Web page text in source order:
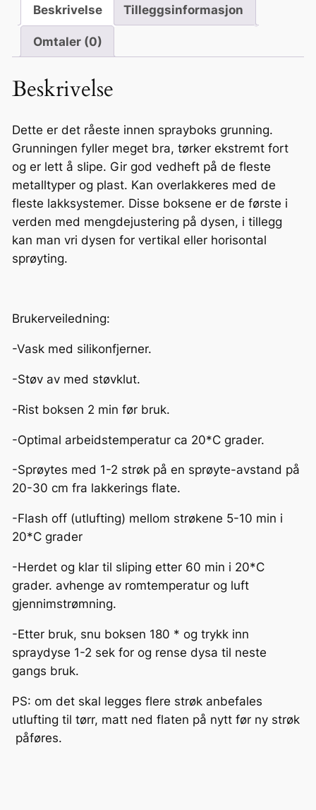
H
g
B
u
i
l
d
P
r
i
r
5
m
n
l
l
Beskrivelse
Tilleggsinformasjon
Omtaler (0)
Beskrivelse
Dette er det råeste innen sprayboks grunning.
Grunningen fyller meget bra, tørker ekstremt fort
og er lett å slipe. Gir god vedheft på de fleste
metalltyper og plast. Kan overlakkeres med de
fleste lakksystemer. Disse boksene er de første i
verden med mengdejustering på dysen, i tillegg
kan man vri dysen for vertikal eller horisontal
sprøyting.
Brukerveiledning:
-Vask med silikonfjerner.
-Støv av med støvklut.
-Rist boksen 2 min før bruk.
-Optimal arbeidstemperatur ca 20*C grader.
-Sprøytes med 1-2 strøk på en sprøyte-avstand på
20-30 cm fra lakkerings flate.
-Flash off (utlufting) mellom strøkene 5-10 min i
20*C grader
-Herdet og klar til sliping etter 60 min i 20*C
grader. avhenge av romtemperatur og luft
gjennimstrømning.
-Etter bruk, snu boksen 180 * og trykk inn
spraydyse 1-2 sek for og rense dysa til neste
gangs bruk.
PS: om det skal legges flere strøk anbefales
utlufting til tørr, matt ned flaten på nytt før ny strøk
påføres.